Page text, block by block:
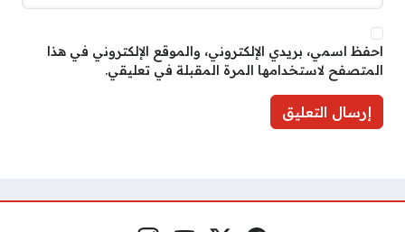
احفظ اسمي، بريدي الإلكتروني، والموقع الإلكتروني في هذا
المتصفح لاستخدامها المرة المقبلة في تعليقي.